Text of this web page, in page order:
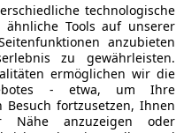
technologische
Tools auf unserer
anzubieten
zu gewährleisten.
ermöglichen wir die
- etwa, um Ihre
fortzusetzen, Ihnen
Nähe anzuzeigen oder